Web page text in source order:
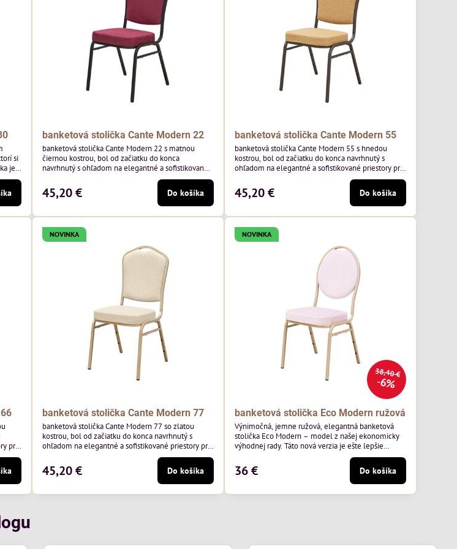
si
je
banketová stolička Cante Modern 22
banketová stolička Cante Modern 22 s matnou
čiernou kostrou, bol od začiatku do konca
navrhnutý s ohľadom na elegantné a sofistikované
priestory pre pohostinstvá. Má matný čierny rám a
bordová zamatové čalúnenie Soro 68 od poľskej
značky Davis – bordový odtieň s mäkkým
zamatovým povrchom. Stolička kombinuje klasický
dizajn s modernou funkčnosťou. Je odolná,
pohodlná a pripravená na každodenné...
45,20 € Do košíka
banketová stolička Cante Modern 55
banketová stolička Cante Modern 55 s hnedou
kostrou, bol od začiatku do konca navrhnutý s
ohľadom na elegantné a sofistikované priestory pre
pohostinstvá. Má hnedý rám a medovo tónované
čalúnenie Moss 48 od poľskej značky Davis –
medový odtieň s mäkkým povrchom - je ideálna do
svetlých priestorov. Stolička kombinuje klasický
dizajn s modernou funkčnosťou. Je odolná,
pohodlná a pripravená na...
45,20 € Do košíka
pre
02
na
NOVINKA
banketová stolička Cante Modern 77
banketová stolička Cante Modern 77 so zlatou
kostrou, bol od začiatku do konca navrhnutý s
ohľadom na elegantné a sofistikované priestory pre
pohostinstvá. Má zlatý rám a čalúnenie Moss 07 od
poľskej značky Davis – béžová farba s mäkkým
povrchom je ideálna do svetlých priestorov.
Stolička kombinuje klasický dizajn s modernou
funkčnosťou. Je odolná, pohodlná a pripravená na
45,20 € Do košíka
38,40 €
6%
NOVINKA
banketová stolička Eco Modern ružová
Výnimočná, jemne ružová, elegantná banketová
stolička Eco Modern – model z našej ekonomicky
výhodnej rady. Táto nová verzia je ešte lepšie
prispôsobená potrebám moderných pohostinských
priestorov, ako sú hotely a reštaurácie. Medzi jej
charakteristické znaky patrí zamatové ružové
čalúnenie s gramážou 210 g/m2, odolný oceľový
rám, stohovateľný až 19 kusov a stolička unesie až
36 € Do košíka